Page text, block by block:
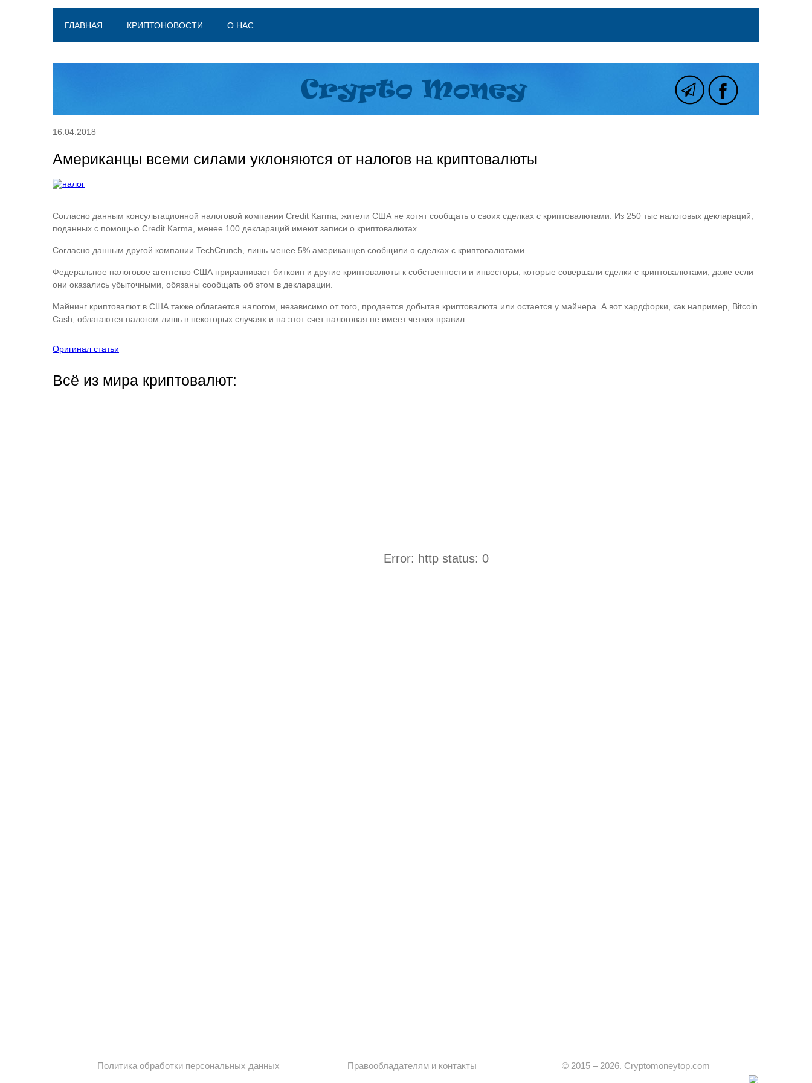
ГЛАВНАЯ КРИПТОНОВОСТИ О НАС
16.04.2018
Американцы всеми силами уклоняются от налогов на криптовалюты
Согласно данным консультационной налоговой компании Credit Karma, жители США не хотят сообщать о своих сделках с криптовалютами. Из 250 тыс налоговых деклараций,
поданных с помощью Credit Karma, менее 100 деклараций имеют записи о криптовалютах.
Согласно данным другой компании TechCrunch, лишь менее 5% американцев сообщили о сделках с криптовалютами.
Федеральное налоговое агентство США приравнивает биткоин и другие криптовалюты к собственности и инвесторы, которые совершали сделки с криптовалютами, даже если
они оказались убыточными, обязаны сообщать об этом в декларации.
Майнинг криптовалют в США также облагается налогом, независимо от того, продается добытая криптовалюта или остается у майнера. А вот хардфорки, как например, Bitcoin
Cash, облагаются налогом лишь в некоторых случаях и на этот счет налоговая не имеет четких правил.
Оригинал статьи
Всё из мира криптовалют:
Error: http status: 0
Политика обработки персональных данных Правообладателям и контакты © 2015 – 2026. Cryptomoneytop.com